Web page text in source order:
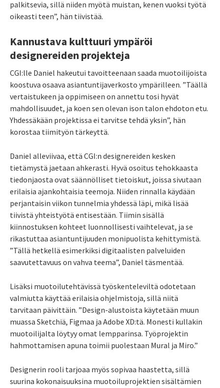
palkitsevia, sillä niiden myötä muistan, kenen vuoksi työtä
oikeasti teen”, hän tiivistää.
Kannustava kulttuuri ympäröi
designereiden projekteja
CGI:lle Daniel hakeutui tavoitteenaan saada muotoilijoista
koostuva osaava asiantuntijaverkosto ympärilleen. ”Täällä
vertaistukeen ja oppimiseen on annettu tosi hyvät
mahdollisuudet, ja koen sen olevan ison talon ehdoton etu.
Yhdessäkään projektissa ei tarvitse tehdä yksin”, hän
korostaa tiimityön tärkeyttä.
Daniel alleviivaa, että CGI:n designereiden kesken
tietämystä jaetaan ahkerasti. Hyvä osoitus tehokkaasta
tiedonjaosta ovat säännölliset tietoiskut, joissa sivutaan
erilaisia ajankohtaisia teemoja. Niiden rinnalla käydään
perjantaisin viikon tunnelmia yhdessä läpi, mikä lisää
tiivistä yhteistyötä entisestään. Tiimin sisällä
kiinnostuksen kohteet luonnollisesti vaihtelevat, ja se
rikastuttaa asiantuntijuuden monipuolista kehittymistä.
”Tällä hetkellä esimerkiksi digitaalisten palveluiden
saavutettavuus on vahva teema”, Daniel täsmentää.
Lisäksi muotoilutehtävissä työskenteleviltä odotetaan
valmiutta käyttää erilaisia ohjelmistoja, sillä niitä
tarvitaan päivittäin. ”Design-alustoista käytetään muun
muassa Sketchiä, Figmaa ja Adobe XD:tä. Monesti kullakin
muotoilijalta löytyy omat lempparinsa. Työprojektin
hahmottamisen apuna toimii puolestaan Mural ja Miro.”
Designerin rooli tarjoaa myös sopivaa haastetta, sillä
suurina kokonaisuuksina muotoiluprojektien sisältämien